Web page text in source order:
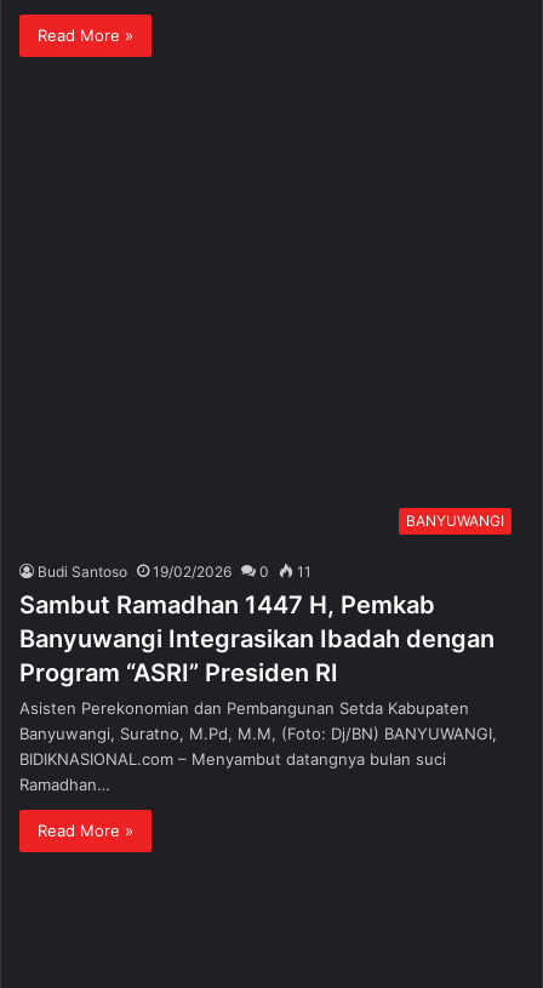
Read More »
BANYUWANGI
Budi Santoso 19/02/2026 0 11
Sambut Ramadhan 1447 H, Pemkab
Banyuwangi Integrasikan Ibadah dengan
Program “ASRI” Presiden RI
Asisten Perekonomian dan Pembangunan Setda Kabupaten
Banyuwangi, Suratno, M.Pd, M.M, (Foto: Dj/BN) BANYUWANGI,
BIDIKNASIONAL.com – Menyambut datangnya bulan suci
Ramadhan…
Read More »